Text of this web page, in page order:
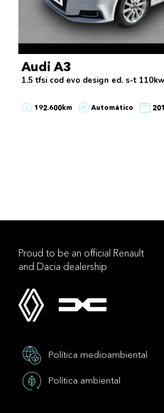
Audi A3
1.5 tfsi cod evo design ed. s-t 110kw
192.600km Automático
Proud to be an official Renault
and Dacia dealership
Política medioambiental
Política ambiental